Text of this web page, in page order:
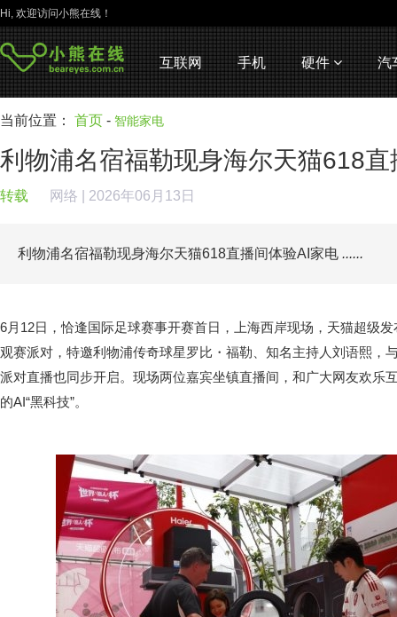
Hi, 欢迎访问小熊在线！
互联网 手机 硬件 汽
当前位置： 首页 - 智能家电
利物浦名宿福勒现身海尔天猫618
转载 网络 | 2026年06月13日
利物浦名宿福勒现身海尔天猫618直播间体验AI家电 ......
6月12日，恰逢国际足球赛事开赛首日，上海西岸现场，天猫超级
观赛派对，特邀利物浦传奇球星罗比・福勒、知名主持人刘语熙，
派对直播也同步开启。现场两位嘉宾坐镇直播间，和广大网友欢乐
的AI“黑科技”。